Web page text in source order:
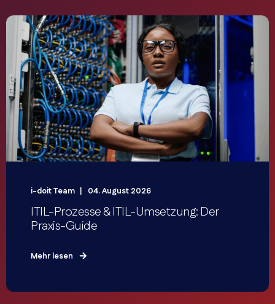
i-doit Team 04. August 2026
ITIL-Prozesse & ITIL-Umsetzung: Der
Praxis-Guide
Mehr lesen